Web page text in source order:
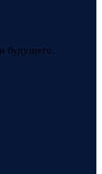
будущего.